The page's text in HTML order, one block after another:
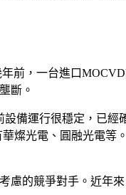
前，一台進口
斷。
備運行很穩定，已
燦光電、圓融光電等
慮的競爭對手。近年